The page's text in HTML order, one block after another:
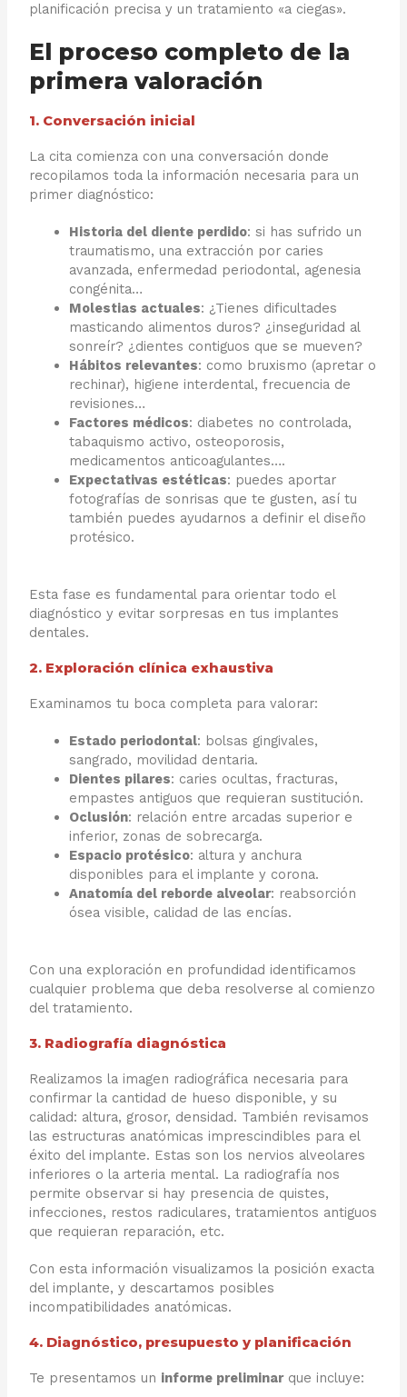
planificación precisa y un tratamiento «a ciegas».
El proceso completo de la
primera valoración
1. Conversación inicial
La cita comienza con una conversación donde
recopilamos toda la información necesaria para un
primer diagnóstico:
Historia del diente perdido: si has sufrido un
traumatismo, una extracción por caries
avanzada, enfermedad periodontal, agenesia
congénita…
Molestias actuales: ¿Tienes dificultades
masticando alimentos duros? ¿inseguridad al
sonreír? ¿dientes contiguos que se mueven?
Hábitos relevantes: como bruxismo (apretar o
rechinar), higiene interdental, frecuencia de
revisiones…
Factores médicos: diabetes no controlada,
tabaquismo activo, osteoporosis,
medicamentos anticoagulantes….
Expectativas estéticas: puedes aportar
fotografías de sonrisas que te gusten, así tu
también puedes ayudarnos a definir el diseño
protésico.
Esta fase es fundamental para orientar todo el
diagnóstico y evitar sorpresas en tus implantes
dentales.
2. Exploración clínica exhaustiva
Examinamos tu boca completa para valorar:
Estado periodontal: bolsas gingivales,
sangrado, movilidad dentaria.
Dientes pilares: caries ocultas, fracturas,
empastes antiguos que requieran sustitución.
Oclusión: relación entre arcadas superior e
inferior, zonas de sobrecarga.
Espacio protésico: altura y anchura
disponibles para el implante y corona.
Anatomía del reborde alveolar: reabsorción
ósea visible, calidad de las encías.
Con una exploración en profundidad identificamos
cualquier problema que deba resolverse al comienzo
del tratamiento.
3. Radiografía diagnóstica
Realizamos la imagen radiográfica necesaria para
confirmar la cantidad de hueso disponible, y su
calidad: altura, grosor, densidad. También revisamos
las estructuras anatómicas imprescindibles para el
éxito del implante. Estas son los nervios alveolares
inferiores o la arteria mental. La radiografía nos
permite observar si hay presencia de quistes,
infecciones, restos radiculares, tratamientos antiguos
que requieran reparación, etc.
Con esta información visualizamos la posición exacta
del implante, y descartamos posibles
incompatibilidades anatómicas.
4. Diagnóstico, presupuesto y planificación
Te presentamos un informe preliminarque incluye: